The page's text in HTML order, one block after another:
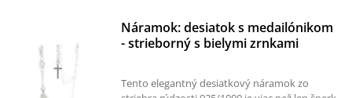
dospelosti.
Náramok: desiatok s medailónikom
- strieborný s bielymi zrnkami
Tento elegantný desiatkový náramok zo